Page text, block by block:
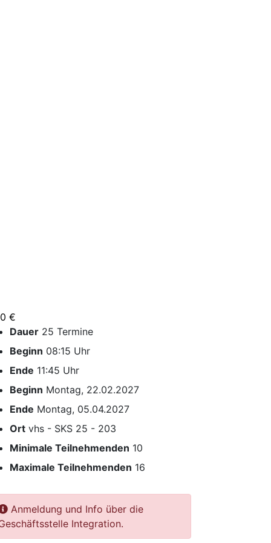
€
Dauer 25 Termine
Beginn 08:15 Uhr
Ende 11:45 Uhr
Beginn Montag, 22.02.2027
Ende Montag, 05.04.2027
Ort vhs - SKS 25 - 203
Minimale Teilnehmenden 10
Maximale Teilnehmenden 16
Anmeldung und Info über die
Integration.